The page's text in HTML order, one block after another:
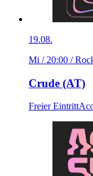
19.08.
Mi / 20:00 /
Crude (AT)
Freier Eintritt